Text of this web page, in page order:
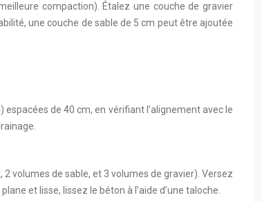
compaction). Étalez une couche de gravier
une couche de sable de 5 cm peut être ajoutée
de 40 cm, en vérifiant l’alignement avec le
volumes de sable, et 3 volumes de gravier). Versez
et lisse, lissez le béton à l’aide d’une taloche.